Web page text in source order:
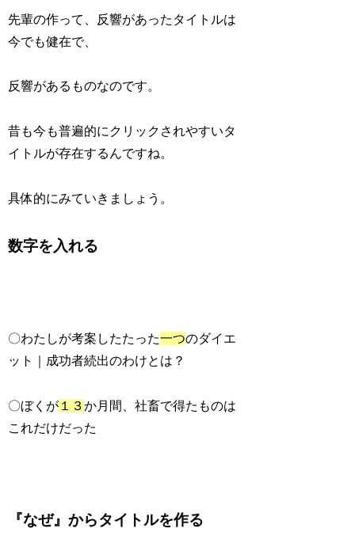
先輩の作って、反響があったタイトルは
今でも健在で、
反響があるものなのです。
昔も今も普遍的にクリックされやすいタ
イトルが存在するんですね。
具体的にみていきましょう。
数字を入れる
〇わたしが考案したたった一つのダイエ
ット｜成功者続出のわけとは？
〇ぼくが １３か月間、社畜で得たものは
これだけだった
『なぜ』からタイトルを作る